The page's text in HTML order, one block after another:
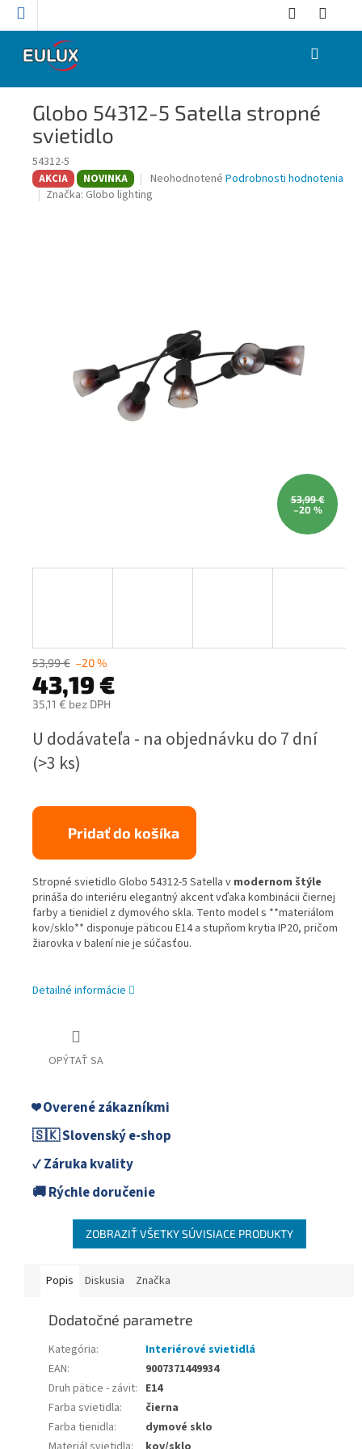
Prejsť
NÁKUPNÝ
Globo 54312-5 Satella stropné
svietidlo
54312-5
AKCIA NOVINKA
Priemerné
hodnotenie
Neohodnotené Podrobnosti hodnotenia
Značka: Globo lighting
53,99 €
–20 %
53,99 € –20 %
43,19 €
35,11 € bez DPH
cena:
U dodávateľa - na objednávku do 7 dní
(>3 ks)
Pridať do košíka
Stropné svietidlo Globo 54312-5 Satella v modernom štýle
prináša do interiéru elegantný akcent vďaka kombinácii čiernej
farby a tienidiel z dymového skla. Tento model s **materiálom
kov/sklo** disponuje päticou E14 a stupňom krytia IP20, pričom
žiarovka v balení nie je súčasťou.
Detailné informácie
OPÝTAŤ SA
❤️ Overené zákazníkmi
🇸🇰 Slovenský e-shop
✓ Záruka kvality
🚚 Rýchle doručenie
ZOBRAZIŤ VŠETKY SÚVISIACE PRODUKTY
Popis Diskusia Značka
Dodatočné parametre
Kategória:
Interiérové svietidlá
EAN:
9007371449934
Druh pätice - závit: E14
Farba svietidla:
čierna
Farba tienidla:
dymové sklo